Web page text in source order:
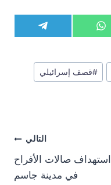
S
h
r
e
o
W
h
t
s
A
S
h
r
e
o
T
e
e
g
r
#قصف إسرائيلي
التالي
استهداف صالات الأفراح
في مدينة جاسم